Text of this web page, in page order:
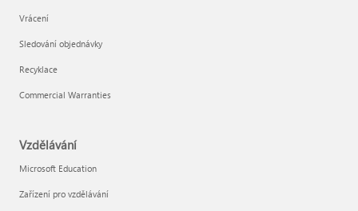
Vrácení
Sledování objednávky
Recyklace
Commercial Warranties
Vzdělávání
Microsoft Education
Zařízení pro vzdělávání